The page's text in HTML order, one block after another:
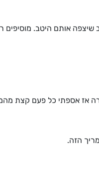
אותם היטב.
אז אספתי כל פעם קצת
הזה.